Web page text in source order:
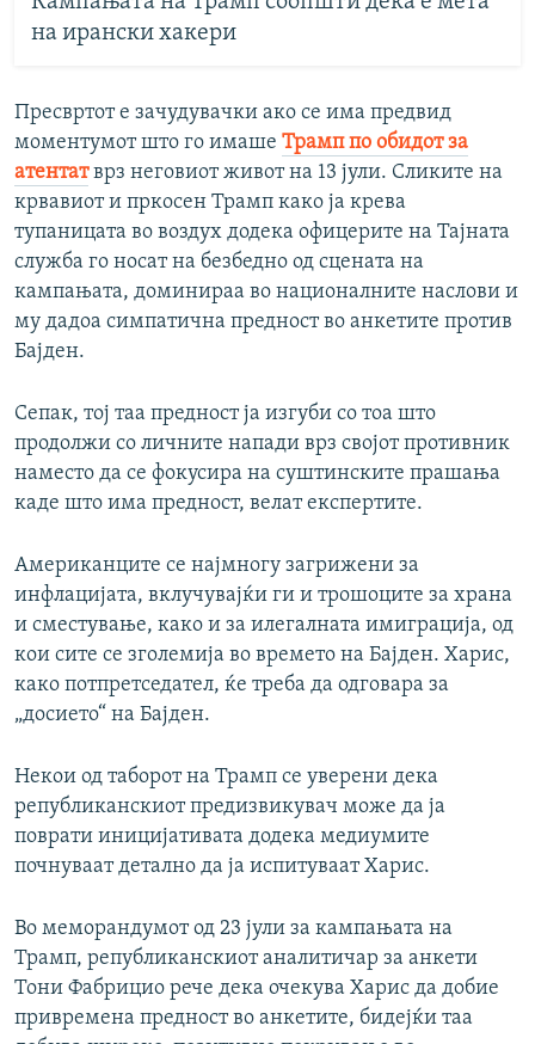
на ирански хакери
Пресвртот е зачудувачки ако се има предвид
моментумот што го имаше Трамп по обидот за
атентатврз неговиот живот на 13 јули. Сликите на
крвавиот и пркосен Трамп како ја крева
тупаницата во воздух додека офицерите на Тајната
служба го носат на безбедно од сцената на
кампањата, доминираа во националните наслови и
му дадоа симпатична предност во анкетите против
Бајден.
Сепак, тој таа предност ја изгуби со тоа што
продолжи со личните напади врз својот противник
наместо да се фокусира на суштинските прашања
каде што има предност, велат експертите.
Американците се најмногу загрижени за
инфлацијата, вклучувајќи ги и трошоците за храна
и сместување, како и за илегалната имиграција, од
кои сите се зголемија во времето на Бајден. Харис,
како потпретседател, ќе треба да одговара за
„досието“ на Бајден.
Некои од таборот на Трамп се уверени дека
републиканскиот предизвикувач може да ја
поврати иницијативата додека медиумите
почнуваат детално да ја испитуваат Харис.
Во меморандумот од 23 јули за кампањата на
Трамп, републиканскиот аналитичар за анкети
Тони Фабрицио рече дека очекува Харис да добие
привремена предност во анкетите, бидејќи таа